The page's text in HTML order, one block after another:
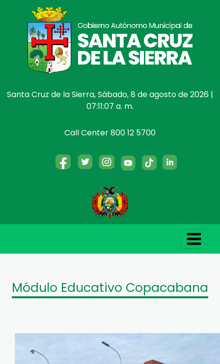
Santa Cruz de la Sierra, Sábado, 8 de agosto de 2026 |
07:11:08 a. m.
Call Center 800 12 5700
Módulo Educativo Copacabana